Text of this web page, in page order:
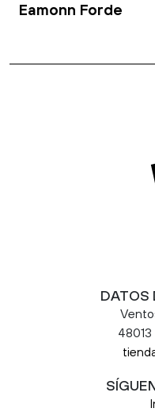
Eamonn Forde
DATOS
48013